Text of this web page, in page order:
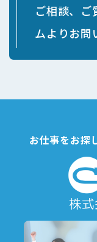
利用目的は以下の
(1)職業紹介で応
ため
(4)広告の配信、表
(6)本サービスに
(7)本サービスに
3.通知・公表また
3-1 以下の利用者
ユーザーの同意を
ご相談、ご
ムよりお問
お仕事をお探